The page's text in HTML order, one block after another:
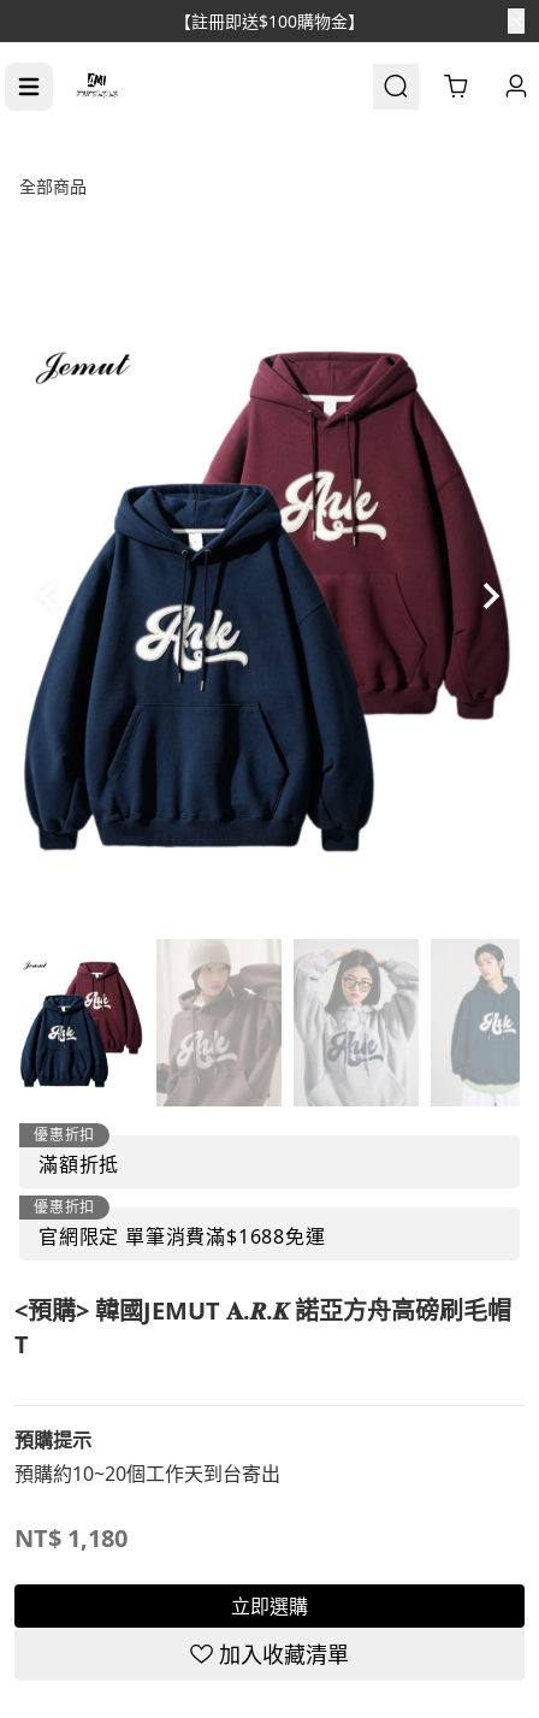
【註冊即送$100購物金】
Cart
全部商品
優惠折扣
滿額折抵
優惠折扣
官網限定 單筆消費滿$1688免運
<預購> 韓國JEMUT 𝐀.𝑹.𝑲 諾亞方舟高磅刷毛帽
T
預購提示
預購約10~20個工作天到台寄出
NT$ 1,180
立即選購
加入收藏清單